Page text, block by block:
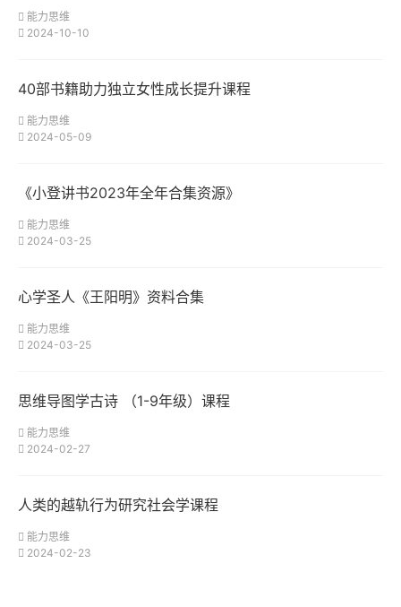
能力思维
2024-10-10
40部书籍助力独立女性成长提升课程
能力思维
2024-05-09
《小登讲书2023年全年合集资源》
能力思维
2024-03-25
心学圣人《王阳明》资料合集
能力思维
2024-03-25
思维导图学古诗 （1-9年级）课程
能力思维
2024-02-27
人类的越轨行为研究社会学课程
能力思维
2024-02-23